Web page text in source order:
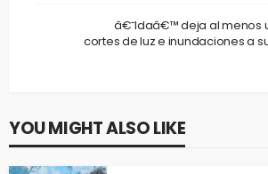
â€˜Idaâ€™ deja al menos
cortes de luz e inundaciones a
YOU MIGHT ALSO LIKE